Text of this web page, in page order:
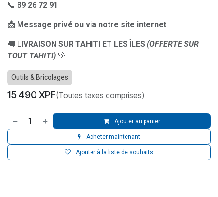
📞 89 26 72 91
📩 Message privé ou via notre site internet
🚚 LIVRAISON SUR TAHITI ET LES ÎLES (OFFERTE SUR
TOUT TAHITI) 🌴
Outils & Bricolages
15 490 XPF(Toutes taxes comprises)
Ajouter au panier
Acheter maintenant
Ajouter à la liste de souhaits